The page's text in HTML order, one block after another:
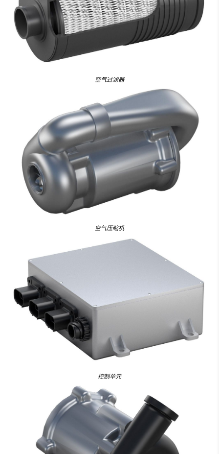
空气过滤器
空气压缩机
控制单元